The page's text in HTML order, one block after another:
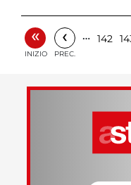
«
INIZIO
‹
PREC.
… 142